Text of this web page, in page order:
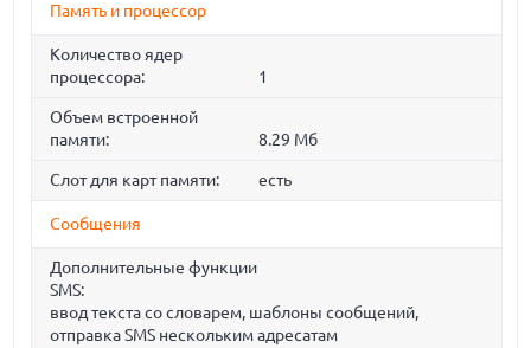
Память и процессор
Количество ядер
процессора:
1
Объем встроенной
памяти:
8.29 Мб
Слот для карт памяти: есть
Сообщения
Дополнительные функции
SMS:
ввод текста со словарем, шаблоны сообщений,
отправка SMS нескольким адресатам